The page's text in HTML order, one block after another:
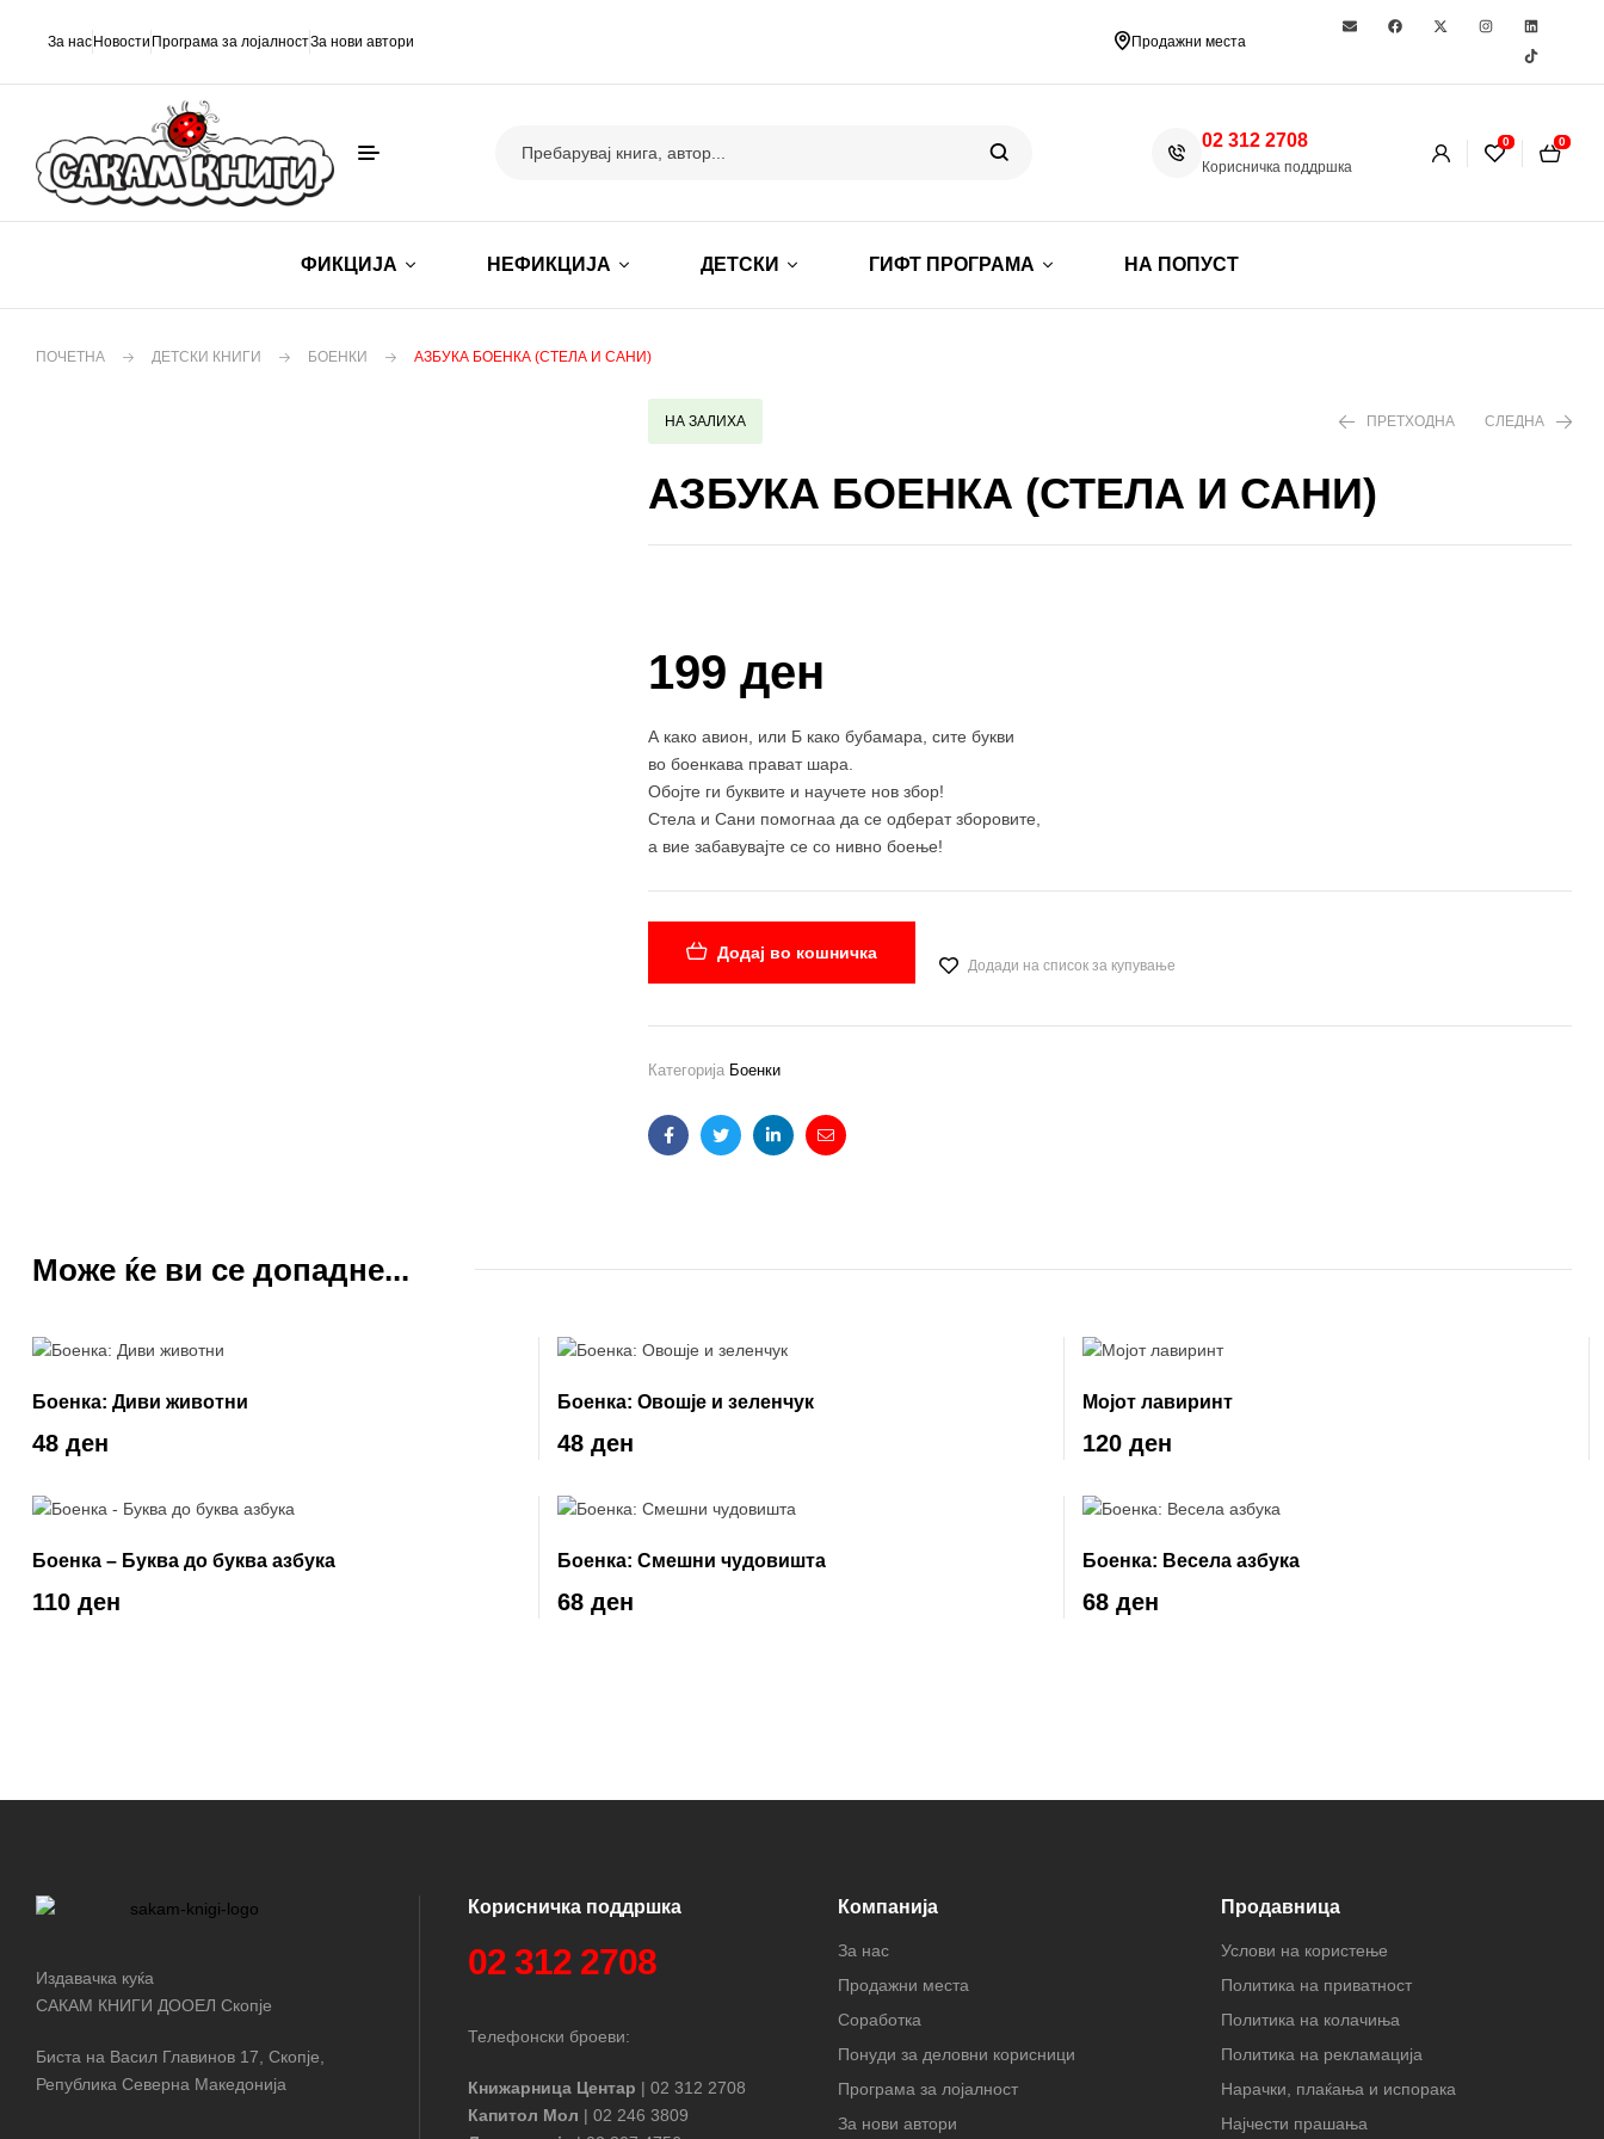
За нас Новости Програма за лојалностЗа нови автори Продажни места
02 312 2708
Корисничка поддршка
0 0
ФИКЦИЈА НЕФИКЦИЈА ДЕТСКИ ГИФТ ПРОГРАМА НА ПОПУСТ
ПОЧЕТНА ДЕТСКИ КНИГИ БОЕНКИ АЗБУКА БОЕНКА (СТЕЛА И САНИ)
НА ЗАЛИХА ПРЕТХОДНА СЛЕДНА
АЗБУКА БОЕНКА (СТЕЛА И САНИ)
199 ден
А како авион, или Б како бубамара, сите букви
во боенкава прават шара.
Обојте ги буквите и научете нов збор!
Стела и Сани помогнаа да се одберат зборовите,
а вие забавувајте се со нивно боење!
Додај во кошничка
Додади на список за купување
Категорија Боенки
FacebookTwitterLinkedinEmail
Може ќе ви се допадне...
Боенка: Диви животни
48 ден
Боенка: Овошје и зеленчук
48 ден
Мојот лавиринт
120 ден
Боенка – Буква до буква азбука
110 ден
Боенка: Смешни чудовишта
68 ден
Боенка: Весела азбука
68 ден
Издавачка куќа
САКАМ КНИГИ ДООЕЛ Скопје
Биста на Васил Главинов 17, Скопје,
Република Северна Македонија
Корисничка поддршка
02 312 2708
Телефонски броеви:
Книжарница Центар | 02 312 2708
Капитол Мол | 02 246 3809
Компанија
За нас
Продажни места
Соработка
Понуди за деловни корисници
Програма за лојалност
За нови автори
Продавница
Услови на користење
Политика на приватност
Политика на колачиња
Политика на рекламација
Нарачки, плаќања и испорака
Најчести прашања